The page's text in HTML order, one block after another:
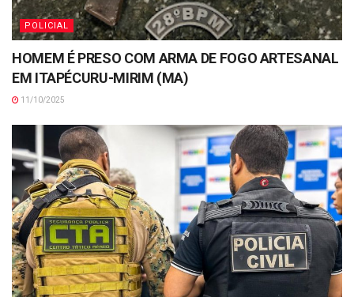
POLICIAL
HOMEM É PRESO COM ARMA DE FOGO ARTESANAL
EM ITAPÉCURU-MIRIM (MA)
11/10/2025